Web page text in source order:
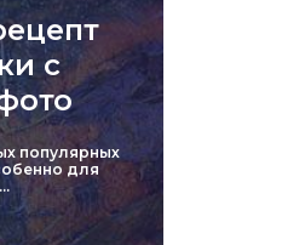
с
популярных
для